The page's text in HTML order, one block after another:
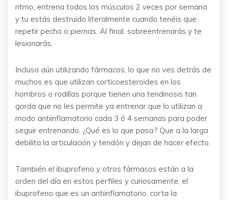
ritmo, entrena todos los músculos 2 veces por semana
y tu estás destruido literalmente cuando tenéis que
repetir pecho o piernas. Al final, sobreentrenarás y te
lesionarás.
Incluso aún utilizando fármacos, lo que no ves detrás de
muchos es que utilizan corticoesteroides en los
hombros o rodillas porque tienen una tendinosis tan
gorda que no les permite ya entrenar que lo utilizan a
modo antiinflamatorio cada 3 ó 4 semanas para poder
seguir entrenando. ¿Qué es lo que pasa? Que a la larga
debilita la articulación y tendón y dejan de hacer efecto.
También el ibuprofeno y otros fármacos están a la
orden del día en estos perfiles y curiosamente, el
ibuprofeno que es un antiinflamatorio, corta la